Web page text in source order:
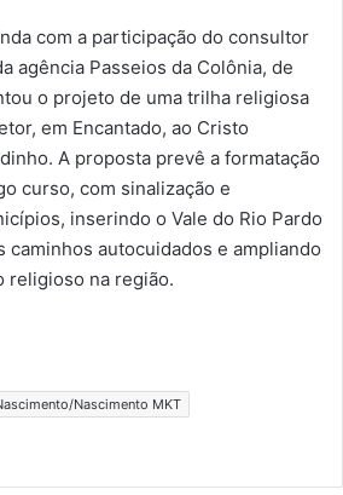
com a participação do consultor
agência Passeios da Colônia, de
o projeto de uma trilha religiosa
em Encantado, ao Cristo
A proposta prevê a formatação
curso, com sinalização e
inserindo o Vale do Rio Pardo
caminhos autocuidados e ampliando
religioso na região.
Nascimento MKT